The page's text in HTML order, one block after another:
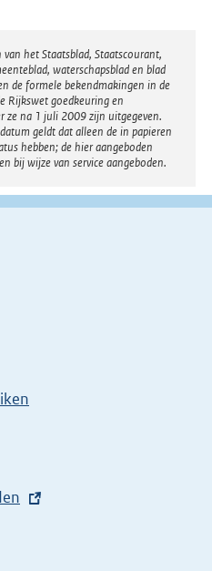
het Staatsblad, Staatscourant,
waterschapsblad en blad
de formele bekendmakingen in de
Rijkswet goedkeuring en
ze na 1 juli 2009 zijn uitgegeven.
geldt dat alleen de in papieren
hebben; de hier aangeboden
bij wijze van service aangeboden.